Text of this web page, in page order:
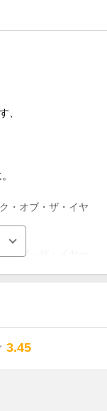
、
・オブ・ザ・イヤ
オブ・ザ・イヤー
ック・オブ・ザ・
の一冊に選出
3.45